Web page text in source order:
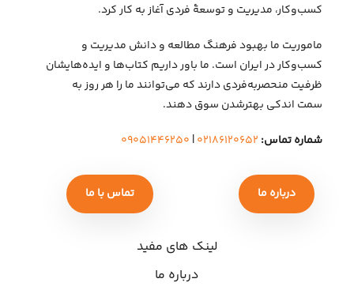
کسب‌وکار، مدیریت و توسعهٔ فردی آغاز به کار کرد.
ماموریت ما بهبود فرهنگ مطالعه و دانش مدیریت و
کسب‌وکار در ایران است. ما باور داریم کتاب‌ها و ایده‌هایشان
ظرفیت منحصربه‌فردی دارند که می‌توانند ما را هر روز به
سمت اندکی بهتر‌شدن سوق دهند.
شماره تماس: ۰۲۱۸۶۱۲۰۶۵۲| ۰۹۰۵۱۴۴۶۲۵۰
درباره ما تماس با ما
لینک های مفید
درباره ما